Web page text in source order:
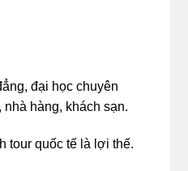
đại học chuyên
hàng, khách sạn.
tour quốc tế là lợi thế.